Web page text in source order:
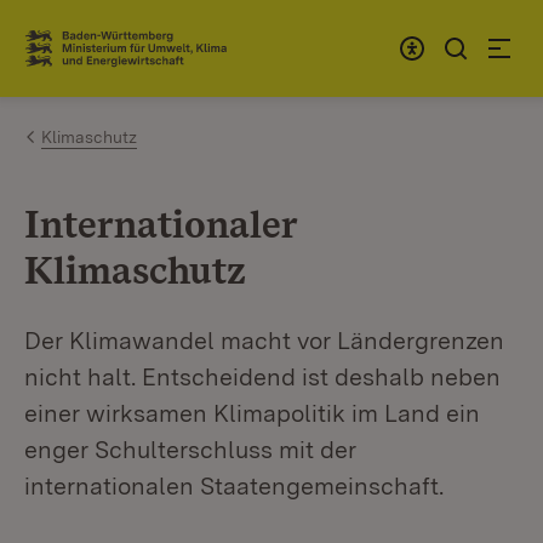
Zum Inhalt springen
Link zur Startseite
Klimaschutz
Internationaler
Klimaschutz
Der Klimawandel macht vor Ländergrenzen
nicht halt. Entscheidend ist deshalb neben
einer wirksamen Klimapolitik im Land ein
enger Schulterschluss mit der
internationalen Staatengemeinschaft.